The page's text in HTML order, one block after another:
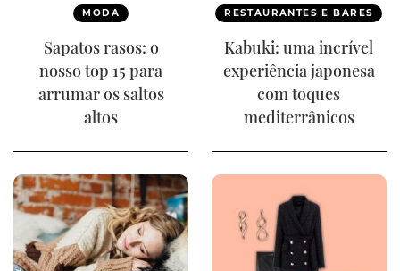
MODA
Sapatos rasos: o
nosso top 15 para
arrumar os saltos
altos
RESTAURANTES E BARES
Kabuki: uma incrível
experiência japonesa
com toques
mediterrânicos